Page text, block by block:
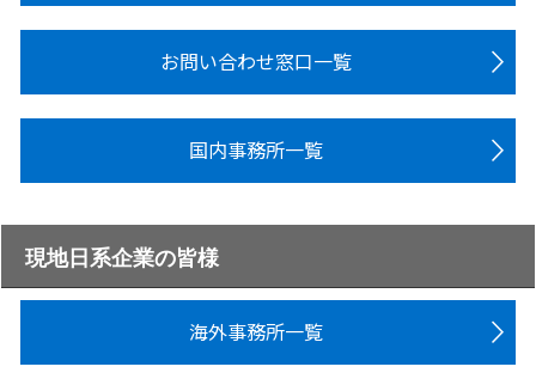
お問い合わせ窓口一覧
国内事務所一覧
現地日系企業の皆様
海外事務所一覧